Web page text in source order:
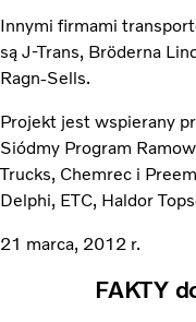
Innymi firmami
są J-Trans, Bröderna
Ragn-Sells.
Projekt jest wspierany
Siódmy Program
Trucks, Chemrec i
Delphi, ETC, Haldor
21 marca, 2012 r.
FAKTY